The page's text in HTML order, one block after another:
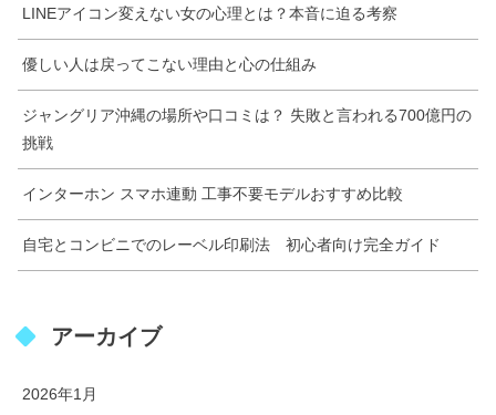
LINEアイコン変えない女の心理とは？本音に迫る考察
優しい人は戻ってこない理由と心の仕組み
ジャングリア沖縄の場所や口コミは？ 失敗と言われる700億円の
挑戦
インターホン スマホ連動 工事不要モデルおすすめ比較
自宅とコンビニでのレーベル印刷法 初心者向け完全ガイド
アーカイブ
2026年1月